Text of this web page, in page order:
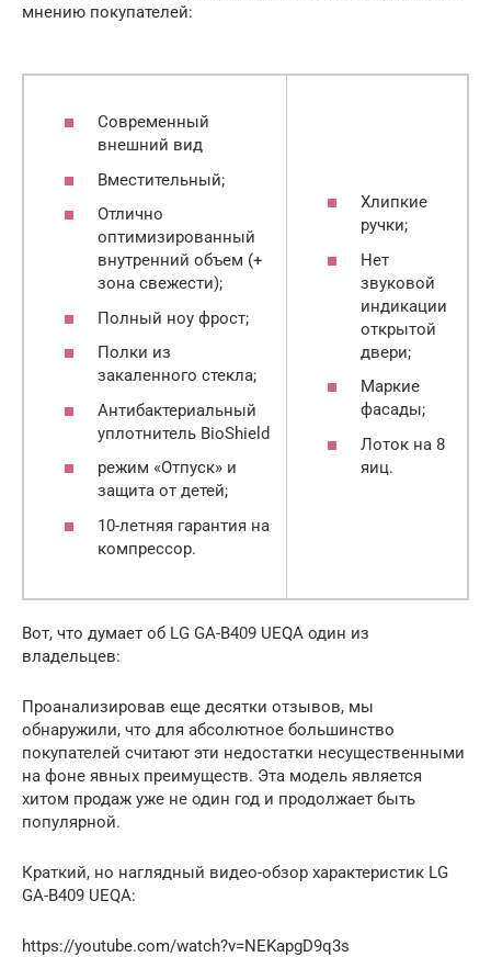
мнению покупателей:
Современный
внешний вид
Вместительный;
Отлично
оптимизированный
внутренний объем (+
зона свежести);
Полный ноу фрост;
Полки из
закаленного стекла;
Антибактериальный
уплотнитель BioShield
режим «Отпуск» и
защита от детей;
10-летняя гарантия на
компрессор.
Хлипкие
ручки;
Нет
звуковой
индикации
открытой
двери;
Маркие
фасады;
Лоток на 8
яиц.
Вот, что думает об LG GA-B409 UEQA один из
владельцев:
Проанализировав еще десятки отзывов, мы
обнаружили, что для абсолютное большинство
покупателей считают эти недостатки несущественными
на фоне явных преимуществ. Эта модель является
хитом продаж уже не один год и продолжает быть
популярной.
Краткий, но наглядный видео-обзор характеристик LG
GA-B409 UEQA:
https://youtube.com/watch?v=NEKapgD9q3s